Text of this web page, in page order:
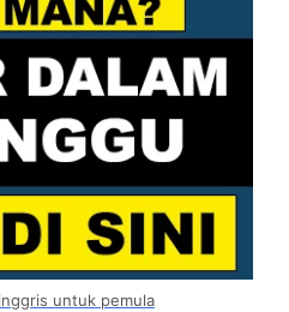
untuk pemula